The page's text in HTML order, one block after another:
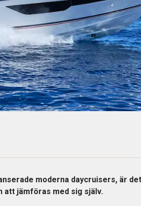
moderna daycruisers, är
att jämföras med sig själv.